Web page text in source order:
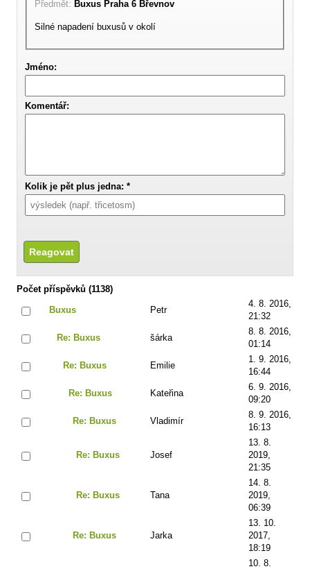
Předmět: Buxus Praha 6 Břevnov
Silné napadení buxusů v okolí
Jméno:
Komentář:
Kolik je pět plus jedna: *
Počet příspěvků (1138)
Buxus
Petr
4. 8. 2016,
21:32
Re: Buxus šárka
8. 8. 2016,
01:14
Re: Buxus Emilie
1. 9. 2016,
16:44
Re: Buxus Kateřina
6. 9. 2016,
09:20
Re: Buxus Vladimír
8. 9. 2016,
16:13
Re: Buxus Josef
13. 8.
2019,
21:35
Re: Buxus Tana
14. 8.
2019,
06:39
Re: Buxus Jarka
13. 10.
2017,
18:19
10. 8.